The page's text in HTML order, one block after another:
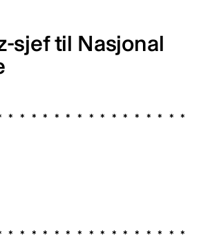
sjef til Nasjonal